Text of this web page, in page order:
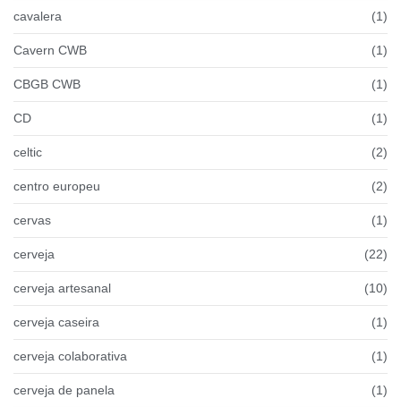
cavalera (1)
Cavern CWB (1)
CBGB CWB (1)
CD (1)
celtic (2)
centro europeu (2)
cervas (1)
cerveja (22)
cerveja artesanal (10)
cerveja caseira (1)
cerveja colaborativa (1)
cerveja de panela (1)